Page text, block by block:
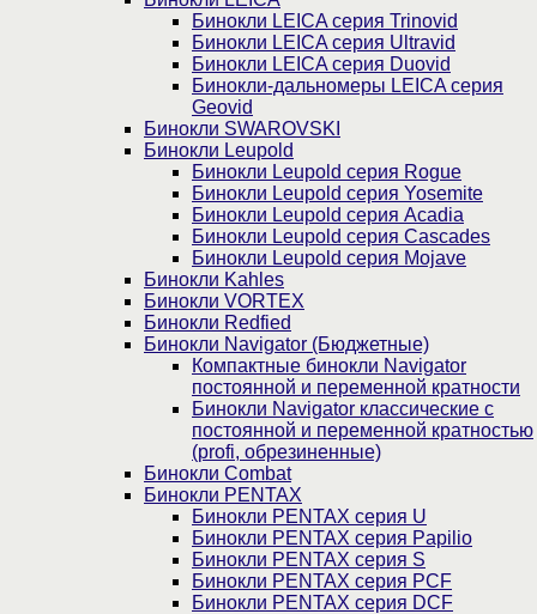
Бинокли LEICA серия Trinovid
Бинокли LEICA серия Ultravid
Бинокли LEICA серия Duovid
Бинокли-дальномеры LEICA серия
Geovid
Бинокли SWAROVSKI
Бинокли Leupold
Бинокли Leupold серия Rogue
Бинокли Leupold серия Yosemite
Бинокли Leupold серия Acadia
Бинокли Leupold серия Cascades
Бинокли Leupold серия Mojave
Бинокли Kahles
Бинокли VORTEX
Бинокли Redfied
Бинокли Navigator (Бюджетные)
Компактные бинокли Navigator
постоянной и переменной кратности
Бинокли Navigator классические с
постоянной и переменной кратностью
(profi, обрезиненные)
Бинокли Combat
Бинокли PENTAX
Бинокли PENTAX серия U
Бинокли PENTAX серия Papilio
Бинокли PENTAX серия S
Бинокли PENTAX серия PCF
Бинокли PENTAX серия DCF